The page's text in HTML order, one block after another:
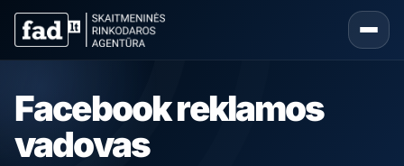
Facebook reklamos
vadovas